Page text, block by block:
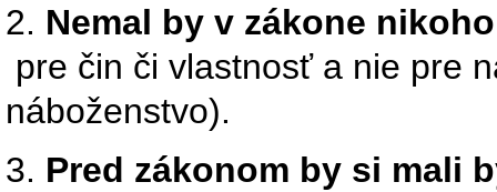
2. Nemal by v zákone
pre čin či vlastnosť a nie pre
náboženstvo).
3. Pred zákonom by si mali